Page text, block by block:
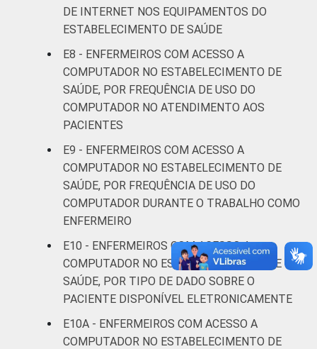
anos
99
De 31 a 40
anos
De 41
LOCALIZAÇÃO Capital 100
Interior 96 4
Fonte: Núcleo de Informação e Coordenação
do Ponto BR. (2024). Pesquisa sobre o uso
das tecnologias de informação e
comunicação nos estabelecimentos de
DE INTERNET NOS EQUIPAMENTOS DO
ESTABELECIMENTO DE SAÚDE
E8 - ENFERMEIROS COM ACESSO A
COMPUTADOR NO ESTABELECIMENTO DE
SAÚDE, POR FREQUÊNCIA DE USO DO
COMPUTADOR NO ATENDIMENTO AOS
PACIENTES
E9 - ENFERMEIROS COM ACESSO A
COMPUTADOR NO ESTABELECIMENTO DE
SAÚDE, POR FREQUÊNCIA DE USO DO
COMPUTADOR DURANTE O TRABALHO COMO
ENFERMEIRO
E10 - ENFERMEIROS COM ACESSO A
COMPUTADOR NO ESTABELECIMENTO DE
SAÚDE, POR TIPO DE DADO SOBRE O
PACIENTE DISPONÍVEL ELETRONICAMENTE
E10A - ENFERMEIROS COM ACESSO A
COMPUTADOR NO ESTABELECIMENTO DE